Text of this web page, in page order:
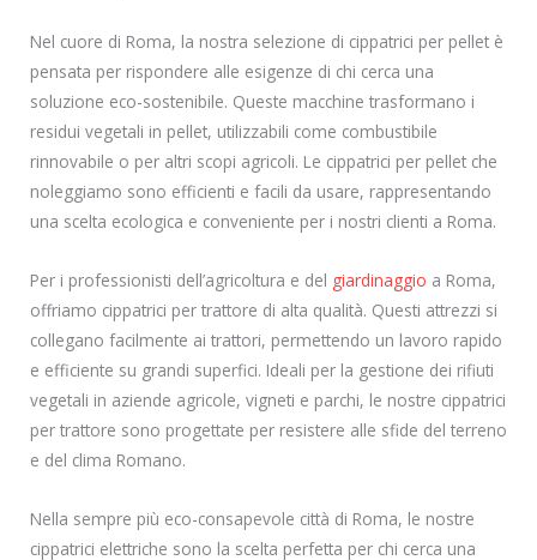
Nel cuore di Roma, la nostra selezione di cippatrici per pellet è
pensata per rispondere alle esigenze di chi cerca una
soluzione eco-sostenibile. Queste macchine trasformano i
residui vegetali in pellet, utilizzabili come combustibile
rinnovabile o per altri scopi agricoli. Le cippatrici per pellet che
noleggiamo sono efficienti e facili da usare, rappresentando
una scelta ecologica e conveniente per i nostri clienti a Roma.
Per i professionisti dell’agricoltura e del giardinaggio a Roma,
offriamo cippatrici per trattore di alta qualità. Questi attrezzi si
collegano facilmente ai trattori, permettendo un lavoro rapido
e efficiente su grandi superfici. Ideali per la gestione dei rifiuti
vegetali in aziende agricole, vigneti e parchi, le nostre cippatrici
per trattore sono progettate per resistere alle sfide del terreno
e del clima Romano.
Nella sempre più eco-consapevole città di Roma, le nostre
cippatrici elettriche sono la scelta perfetta per chi cerca una